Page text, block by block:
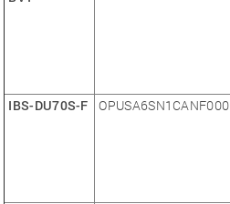
IBS-DU70S-F
OPUSA6SN1CANF000